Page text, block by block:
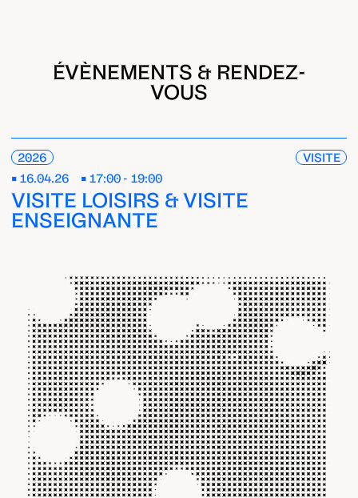
ÉVÈNEMENTS & RENDEZ-
VOUS
2026
VISITE
16.04.26
17:00 - 19:00
VISITE LOISIRS & VISITE
ENSEIGNANTE